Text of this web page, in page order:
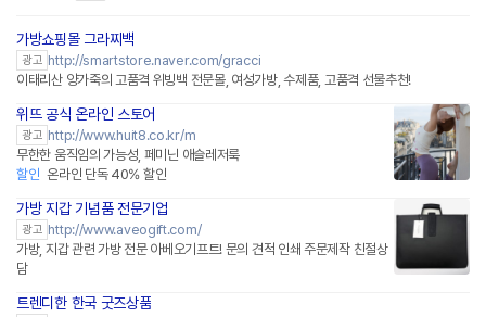
가방쇼핑몰 그라찌백
광고 http://smartstore.naver.com/gracci
이태리산 양가죽의 고품격 위빙백 전문몰, 여성가방, 수제품, 고품격 선물추천!
위뜨 공식 온라인 스토어
광고 http://www.huit8.co.kr/m
무한한 움직임의 가능성, 페미닌 애슬레저룩
할인 온라인 단독 40% 할인
가방 지갑 기념품 전문기업
광고 http://www.aveogift.com/
가방, 지갑 관련 가방 전문 아베오기프트! 문의 견적 인쇄 주문제작 친절상
담
트렌디한 한국 굿즈상품